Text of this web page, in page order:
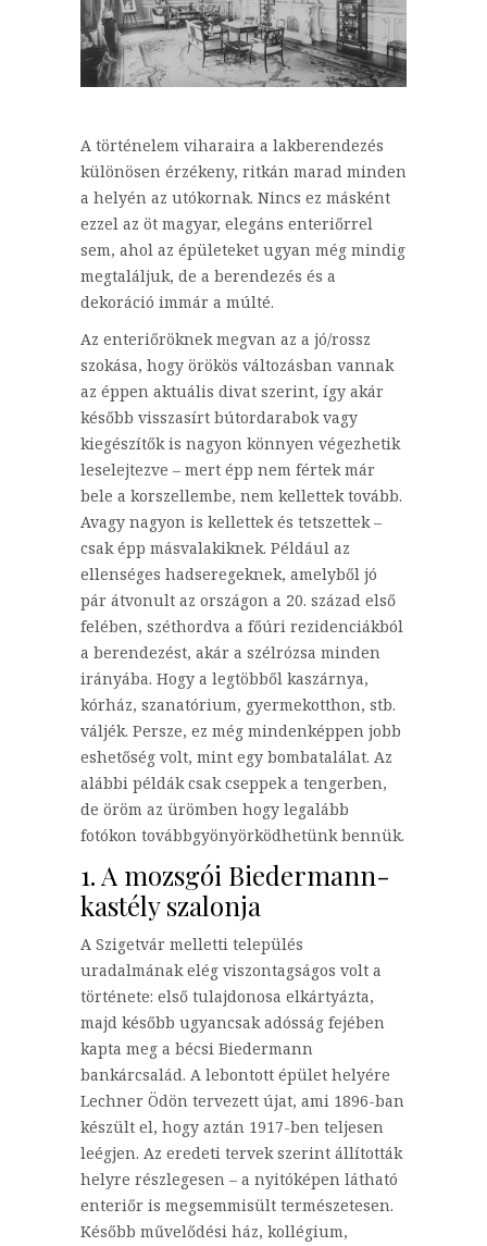
A történelem viharaira a lakberendezés
különösen érzékeny, ritkán marad minden
a helyén az utókornak. Nincs ez másként
ezzel az öt magyar, elegáns enteriőrrel
sem, ahol az épületeket ugyan még mindig
megtaláljuk, de a berendezés és a
dekoráció immár a múlté.
Az enteriőröknek megvan az a jó/rossz
szokása, hogy örökös változásban vannak
az éppen aktuális divat szerint, így akár
később visszasírt bútordarabok vagy
kiegészítők is nagyon könnyen végezhetik
leselejtezve – mert épp nem fértek már
bele a korszellembe, nem kellettek tovább.
Avagy nagyon is kellettek és tetszettek –
csak épp másvalakiknek. Például az
ellenséges hadseregeknek, amelyből jó
pár átvonult az országon a 20. század első
felében, széthordva a főúri rezidenciákból
a berendezést, akár a szélrózsa minden
irányába. Hogy a legtöbből kaszárnya,
kórház, szanatórium, gyermekotthon, stb.
váljék. Persze, ez még mindenképpen jobb
eshetőség volt, mint egy bombatalálat. Az
alábbi példák csak cseppek a tengerben,
de öröm az ürömben hogy legalább
fotókon továbbgyönyörködhetünk bennük.
1. A mozsgói Biedermann-
kastély szalonja
A Szigetvár melletti település
uradalmának elég viszontagságos volt a
története: első tulajdonosa elkártyázta,
majd később ugyancsak adósság fejében
kapta meg a bécsi Biedermann
bankárcsalád. A lebontott épület helyére
Lechner Ödön tervezett újat, ami 1896-ban
készült el, hogy aztán 1917-ben teljesen
leégjen. Az eredeti tervek szerint állították
helyre részlegesen – a nyitóképen látható
enteriőr is megsemmisült természetesen.
Később művelődési ház, kollégium,